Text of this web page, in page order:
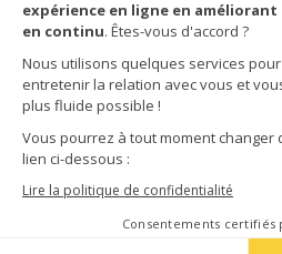
QUALIBAT
Notre histoire
Suivez-